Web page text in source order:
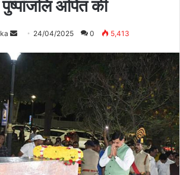
अर्पित की
Send
email
24/04/2025 0 5,413